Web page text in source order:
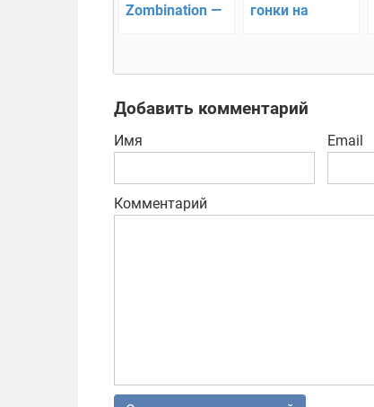
Zombination —
гонки на
Добавить комментарий
Имя Email
Комментарий